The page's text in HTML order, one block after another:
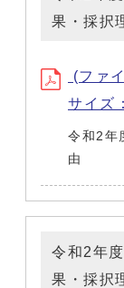
果・採択
(ファ
サイズ
令和2年
由
令和2年
果・採択